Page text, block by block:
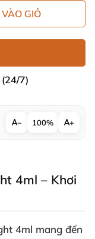
GIỎ
(24/7)
− 100% +
4ml – Khơi
4ml mang đến